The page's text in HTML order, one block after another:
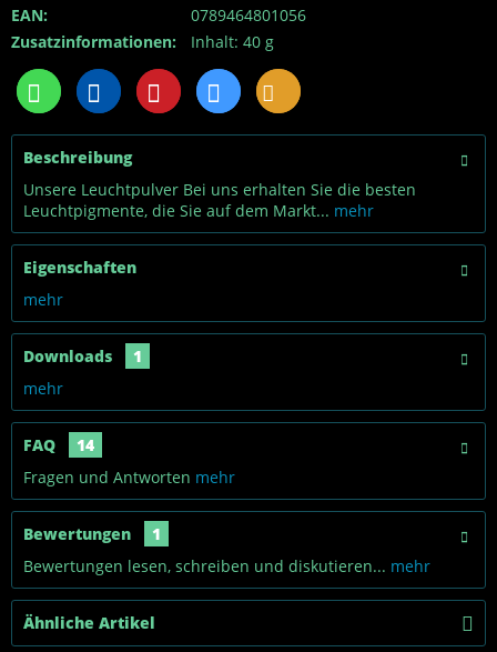
EAN:
0789464801056
Zusatzinformationen:
Inhalt: 40 g
Beschreibung
Unsere Leuchtpulver Bei uns erhalten Sie die besten
Leuchtpigmente, die Sie auf dem Markt... mehr
Eigenschaften
mehr
Downloads
1
mehr
FAQ
14
Fragen und Antworten mehr
Bewertungen
1
Bewertungen lesen, schreiben und diskutieren... mehr
Ähnliche Artikel